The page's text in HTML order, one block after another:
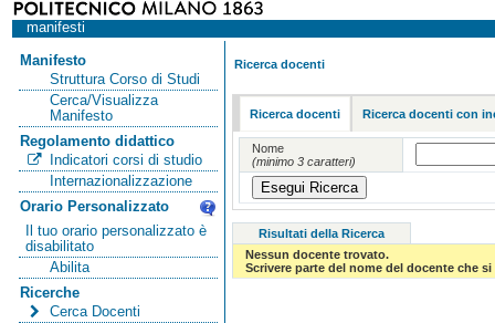
manifesti
Manifesto
Struttura Corso di Studi
Cerca/Visualizza
Manifesto
Regolamento didattico
Indicatori corsi di studio
Internazionalizzazione
Orario Personalizzato
Il tuo orario personalizzato è
disabilitato
Abilita
Ricerche
Cerca Docenti
Ricerca docenti
Ricerca docenti Ricerca docenti con
Nome
(minimo 3 caratteri)
Risultati della Ricerca
Nessun docente trovato.
Scrivere parte del nome del docente che